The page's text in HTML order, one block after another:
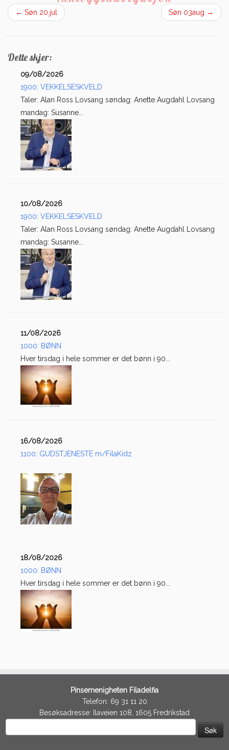
← Søn 20.jul Søn 03aug →
Dette skjer:
09/08/2026
1900: VEKKELSESKVELD
Taler: Alan Ross Lovsang søndag: Anette Augdahl Lovsang
mandag: Susanne...
10/08/2026
1900: VEKKELSESKVELD
Taler: Alan Ross Lovsang søndag: Anette Augdahl Lovsang
mandag: Susanne...
11/08/2026
1000: BØNN
Hver tirsdag i hele sommer er det bønn i 90...
16/08/2026
1100: GUDSTJENESTE m/FilaKidz
18/08/2026
1000: BØNN
Hver tirsdag i hele sommer er det bønn i 90...
Pinsemenigheten Filadelfia
Telefon: 69 31 11 20
Besøksadresse: Ilaveien 108, 1605 Fredrikstad
etter: